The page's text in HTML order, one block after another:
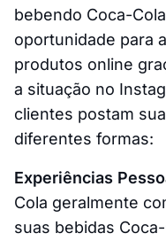
bebendo Coca-
oportunidade para
produtos online
a situação no
clientes postam
diferentes formas:
Experiências
Cola geralmente
suas bebidas